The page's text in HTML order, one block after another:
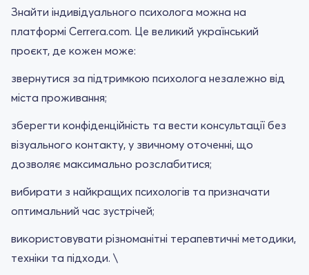
Знайти індивідуального психолога можна на
платформі Cerrera.com. Це великий український
проєкт, де кожен може:
звернутися за підтримкою психолога незалежно від
міста проживання;
зберегти конфіденційність та вести консультації без
візуального контакту, у звичному оточенні, що
дозволяє максимально розслабитися;
вибирати з найкращих психологів та призначати
оптимальний час зустрічей;
використовувати різноманітні терапевтичні методики,
техніки та підходи. \